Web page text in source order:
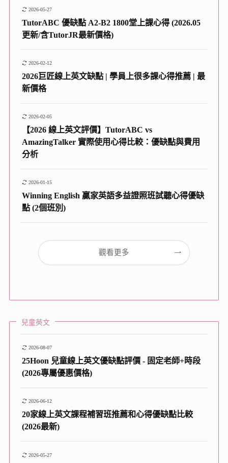
2026-05-27
TutorABC 優缺點 A2-B2 1800堂上課心得 (2026.05
更新/含TutorJR最新價格)
2026-02-12
2026巨匠線上英文缺點 | 學員上很多課心得推薦 | 最
新價格
2026-02-05
【2026 線上英文評價】TutorABC vs
AmazingTalker 實際使用心得比較：優缺點與費用
分析
2026-01-15
Winning English 贏家英語多益證照班試聽心得優缺
點 (2個班別)
觀看更多
兒童英文
2026-08-07
25Hoon 兒童線上英文優缺點評價 - 固定老師+時段
(2026專屬優惠價格)
2026-06-12
20家線上英文課程補習班推薦和心得優缺點比較
(2026最新)
2026-05-27